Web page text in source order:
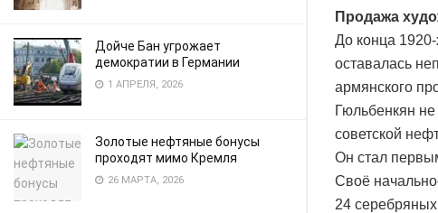
Дойче Бан угрожает
демократии в Германии
1 АПРЕЛЯ, 2026
Золотые нефтяные бонусы
проходят мимо Кремля
26 МАРТА, 2026
Продажа
До конца 1920-
оставалась
армянского
Гюльбенкян
советской
Он стал
Своё
24